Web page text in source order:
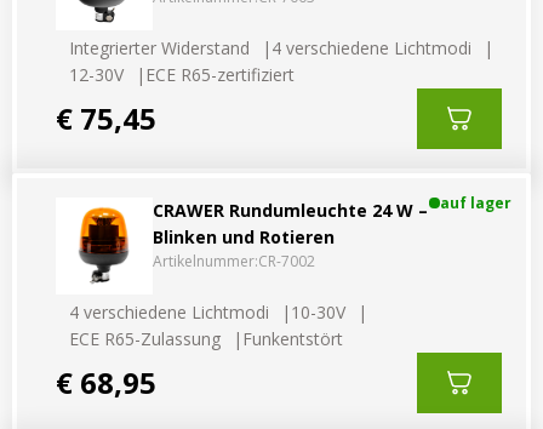
LED Beleuchtungssets
Sonstiges
Kostenlose Lichtplanung
Agrarled Blog
+49 (0) 3222 1851714
Vorteilsverpackungen
LED Beleuchtungssets
Sonstiges
Kostenlose Lichtplanung
Integrierter Widerstand
4 verschiedene Lichtmodi
12-30V
ECE R65-zertifiziert
€ 75,45
CRAWER Rundumleuchte 24 W –
Blinken und Rotieren
Artikelnummer:CR-7002
auf lager
4 verschiedene Lichtmodi
10-30V
ECE R65-Zulassung
Funkentstört
€ 68,95